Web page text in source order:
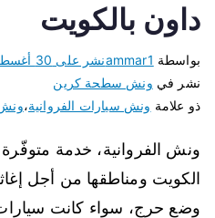
داون بالكويت
بواسطة ammar1نشر على 30 أغسطس، 2023
نشر في ونش سطحة كرين
ذو علامة ونش سيارات الفروانية،
ونش الفروانية، خدمة
الكويت ومناطقها من أجل
وضع حرج، سواء كانت